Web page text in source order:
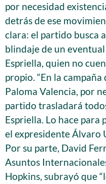
por necesidad
detrás de ese
clara: el partido busca
blindaje de un
Espriella, quien no
propio. “En la
Paloma Valencia, por
partido trasladará
Espriella. Lo hace
el expresidente Álvaro
Por su parte, David
Asuntos
Hopkins, subrayó que